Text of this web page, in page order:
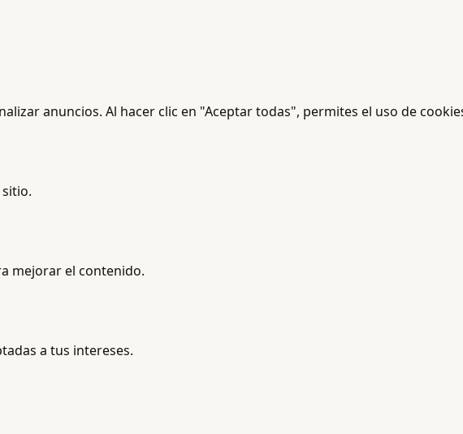
anuncios. Al hacer clic en "Aceptar todas", permites el uso de
mejorar el contenido.
a tus intereses.